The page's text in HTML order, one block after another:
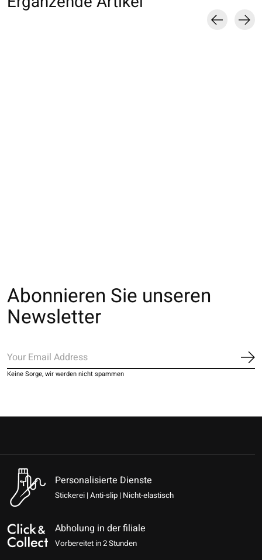
Abonnieren Sie unseren
Newsletter
Keine Sorge, wir werden nicht spammen
Personalisierte Dienste
Stickerei | Anti-slip | Nicht-elastisch
Abholung in der filiale
Vorbereitet in 2 Stunden